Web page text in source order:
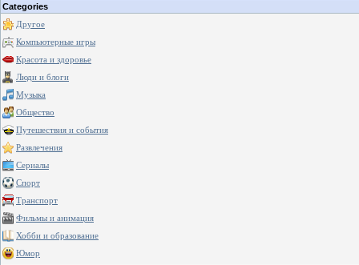
Categories
Другое
Компьютерные игры
Красота и здоровье
Люди и блоги
Музыка
Общество
Путешествия и события
Развлечения
Сериалы
Спорт
Транспорт
Фильмы и анимация
Хобби и образование
Юмор